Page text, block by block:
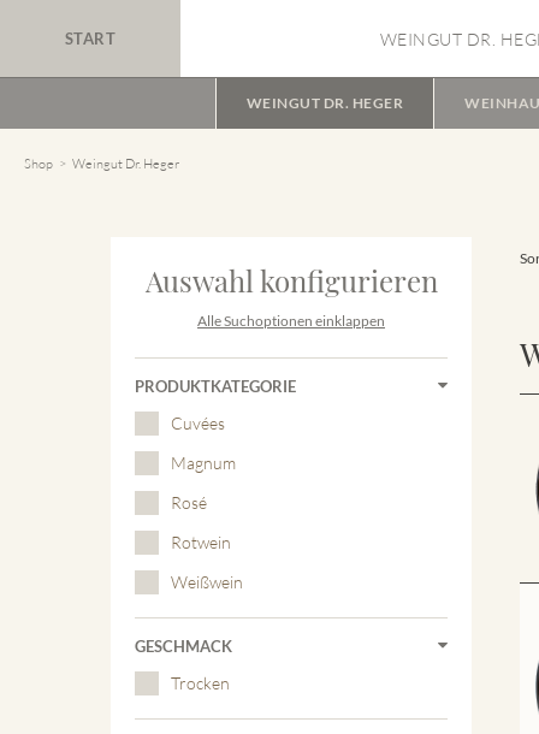
START WEINGUT DR.
WEINGUT DR. HEGER
Shop Weingut Dr. Heger
Auswahl konfigurieren
Alle Suchoptionen einklappen
PRODUKTKATEGORIE
Cuvées
Magnum
Rosé
Rotwein
Weißwein
GESCHMACK
Trocken